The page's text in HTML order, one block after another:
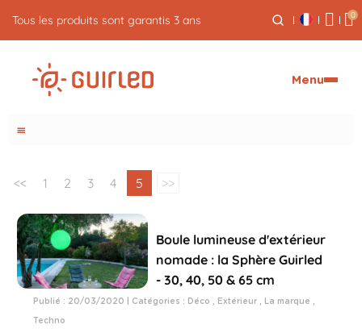
Tous les produits sont garantis 3 ans 0
Menu
menu
<< 1 2 3 4 5 >>
Boule lumineuse d'extérieur
nomade : la Sphère Guirled
- 30, 40, 50 & 65 cm
Publié : 20/03/2020 | Catégories : Déco , Extérieur , La marque ,
Techno